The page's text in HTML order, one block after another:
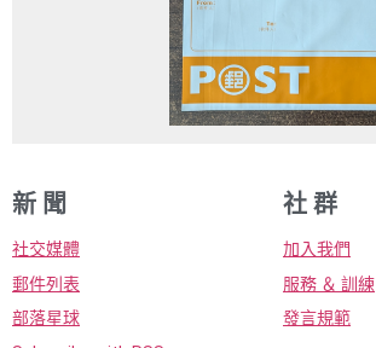
新 聞
社交媒體
郵件列表
部落星球
社 群
加入我們
服務 ＆ 訓練
發言規範